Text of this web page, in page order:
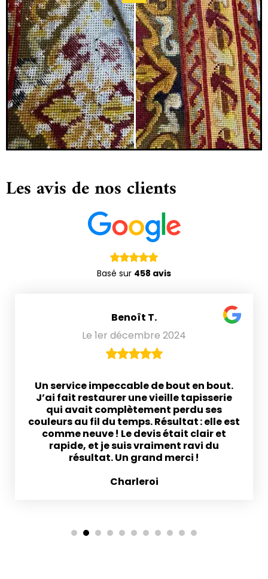
Les avis de nos clients
Basé sur 458 avis
Benoît T.
Le 1er décembre 2024
Un service impeccable de bout en bout.
J’ai fait restaurer une vieille tapisserie
qui avait complètement perdu ses
couleurs au fil du temps. Résultat : elle est
comme neuve ! Le devis était clair et
rapide, et je suis vraiment ravi du
résultat. Un grand merci !
Charleroi
1 2 3